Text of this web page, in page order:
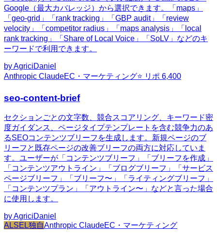
Google（最大カバレッジ）から選択できます。「maps」
「geo-grid」「rank tracking」「GBP audit」「review
velocity」「competitor radius」「maps analysis」「local
rank tracking」「Share of Local Voice」「SoLV」などのキ
ーワードで利用できます。
byAgriciDaniel
Anthropic ClaudeEC・マーケティング⭐ リポ 6,400
seo-content-brief
セクションごとの文字数、競合スコアリング、キーワード密
度ガイダンス、ページタイプテンプレートを含む競争力のあ
るSEOコンテンツブリーフを生成します。新規ページのブ
リーフと既存ページの改善ブリーフの両方に対応していま
す。ユーザーが「コンテンツブリーフ」「ブリーフを作成」
「コンテンツアウトライン」「ブログブリーフ」「サービス
ページブリーフ」「ブリーフ〜」「ライティングブリーフ」
「コンテンツプラン」「アウトライン〜」などと言った場合
に使用します。
byAgriciDaniel
ALSEL独自Anthropic ClaudeEC・マーケティング